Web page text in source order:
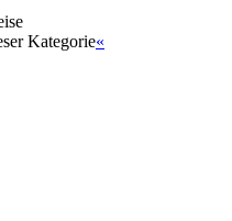
Kategorie«